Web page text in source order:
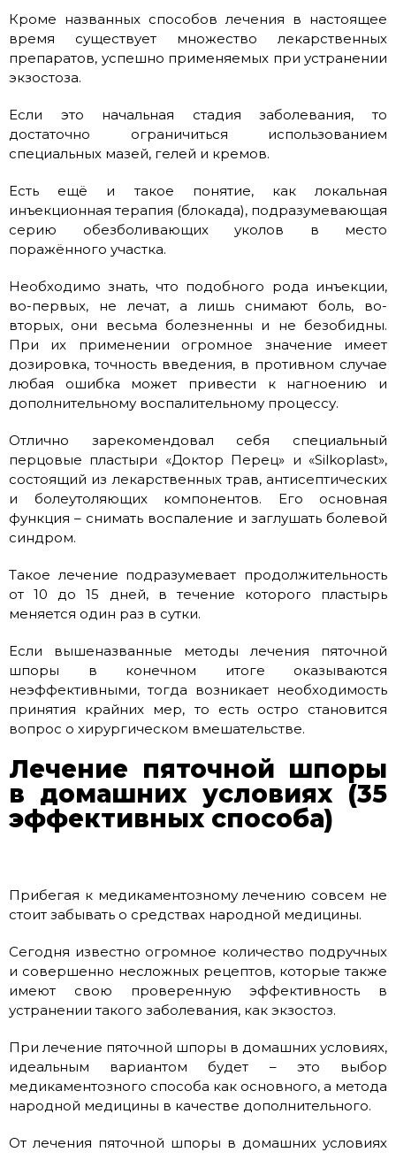
Кроме названных способов лечения в настоящее
время существует множество лекарственных
препаратов, успешно применяемых при устранении
экзостоза.
Если это начальная стадия заболевания, то
достаточно ограничиться использованием
специальных мазей, гелей и кремов.
Есть ещё и такое понятие, как локальная
инъекционная терапия (блокада), подразумевающая
серию обезболивающих уколов в место
поражённого участка.
Необходимо знать, что подобного рода инъекции,
во-первых, не лечат, а лишь снимают боль, во-
вторых, они весьма болезненны и не безобидны.
При их применении огромное значение имеет
дозировка, точность введения, в противном случае
любая ошибка может привести к нагноению и
дополнительному воспалительному процессу.
Отлично зарекомендовал себя специальный
перцовые пластыри «Доктор Перец» и «Silkoplast»,
состоящий из лекарственных трав, антисептических
и болеутоляющих компонентов. Его основная
функция – снимать воспаление и заглушать болевой
синдром.
Такое лечение подразумевает продолжительность
от 10 до 15 дней, в течение которого пластырь
меняется один раз в сутки.
Если вышеназванные методы лечения пяточной
шпоры в конечном итоге оказываются
неэффективными, тогда возникает необходимость
принятия крайних мер, то есть остро становится
вопрос о хирургическом вмешательстве.
Лечение пяточной шпоры
в домашних условиях (35
эффективных способа)
Прибегая к медикаментозному лечению совсем не
стоит забывать о средствах народной медицины.
Сегодня известно огромное количество подручных
и совершенно несложных рецептов, которые также
имеют свою проверенную эффективность в
устранении такого заболевания, как экзостоз.
При лечение пяточной шпоры в домашних условиях,
идеальным вариантом будет – это выбор
медикаментозного способа как основного, а метода
народной медицины в качестве дополнительного.
От лечения пяточной шпоры в домашних условиях